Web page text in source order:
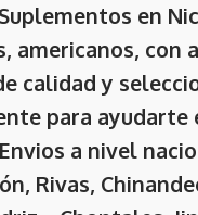
en
americanos, con
calidad y
para ayudarte
a nivel
Rivas,